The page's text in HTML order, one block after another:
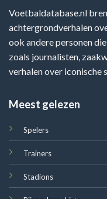
Voetbaldatabase.nl
achtergrondverhalen
ook andere personen
zoals journalisten,
verhalen over iconische
Meest gelezen
Spelers
Trainers
Stadions